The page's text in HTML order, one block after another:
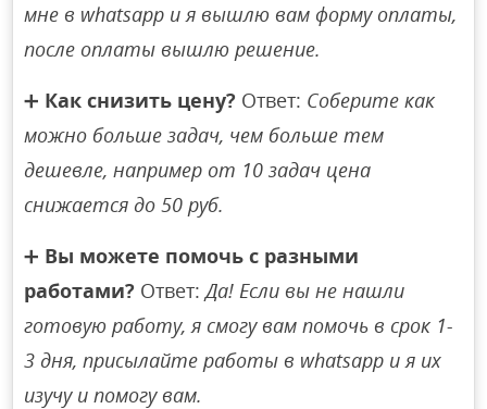
мне в whatsapp и я вышлю вам форму оплаты,
после оплаты вышлю решение.
➕ Как снизить цену? Ответ: Соберите как
можно больше задач, чем больше тем
дешевле, например от 10 задач цена
снижается до 50 руб.
➕ Вы можете помочь с разными
работами? Ответ:Да! Если вы не нашли
готовую работу, я смогу вам помочь в срок 1-
3 дня, присылайте работы в whatsapp и я их
изучу и помогу вам.